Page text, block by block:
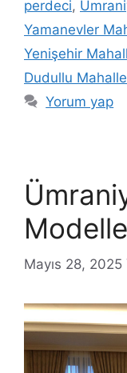
perdeci,
Yamanevler
Yenişehir
Dudullu
Yorum yap
Mayıs 28, 2025